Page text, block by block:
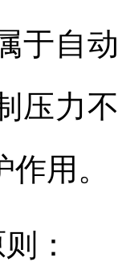
于自
压力
用。
：